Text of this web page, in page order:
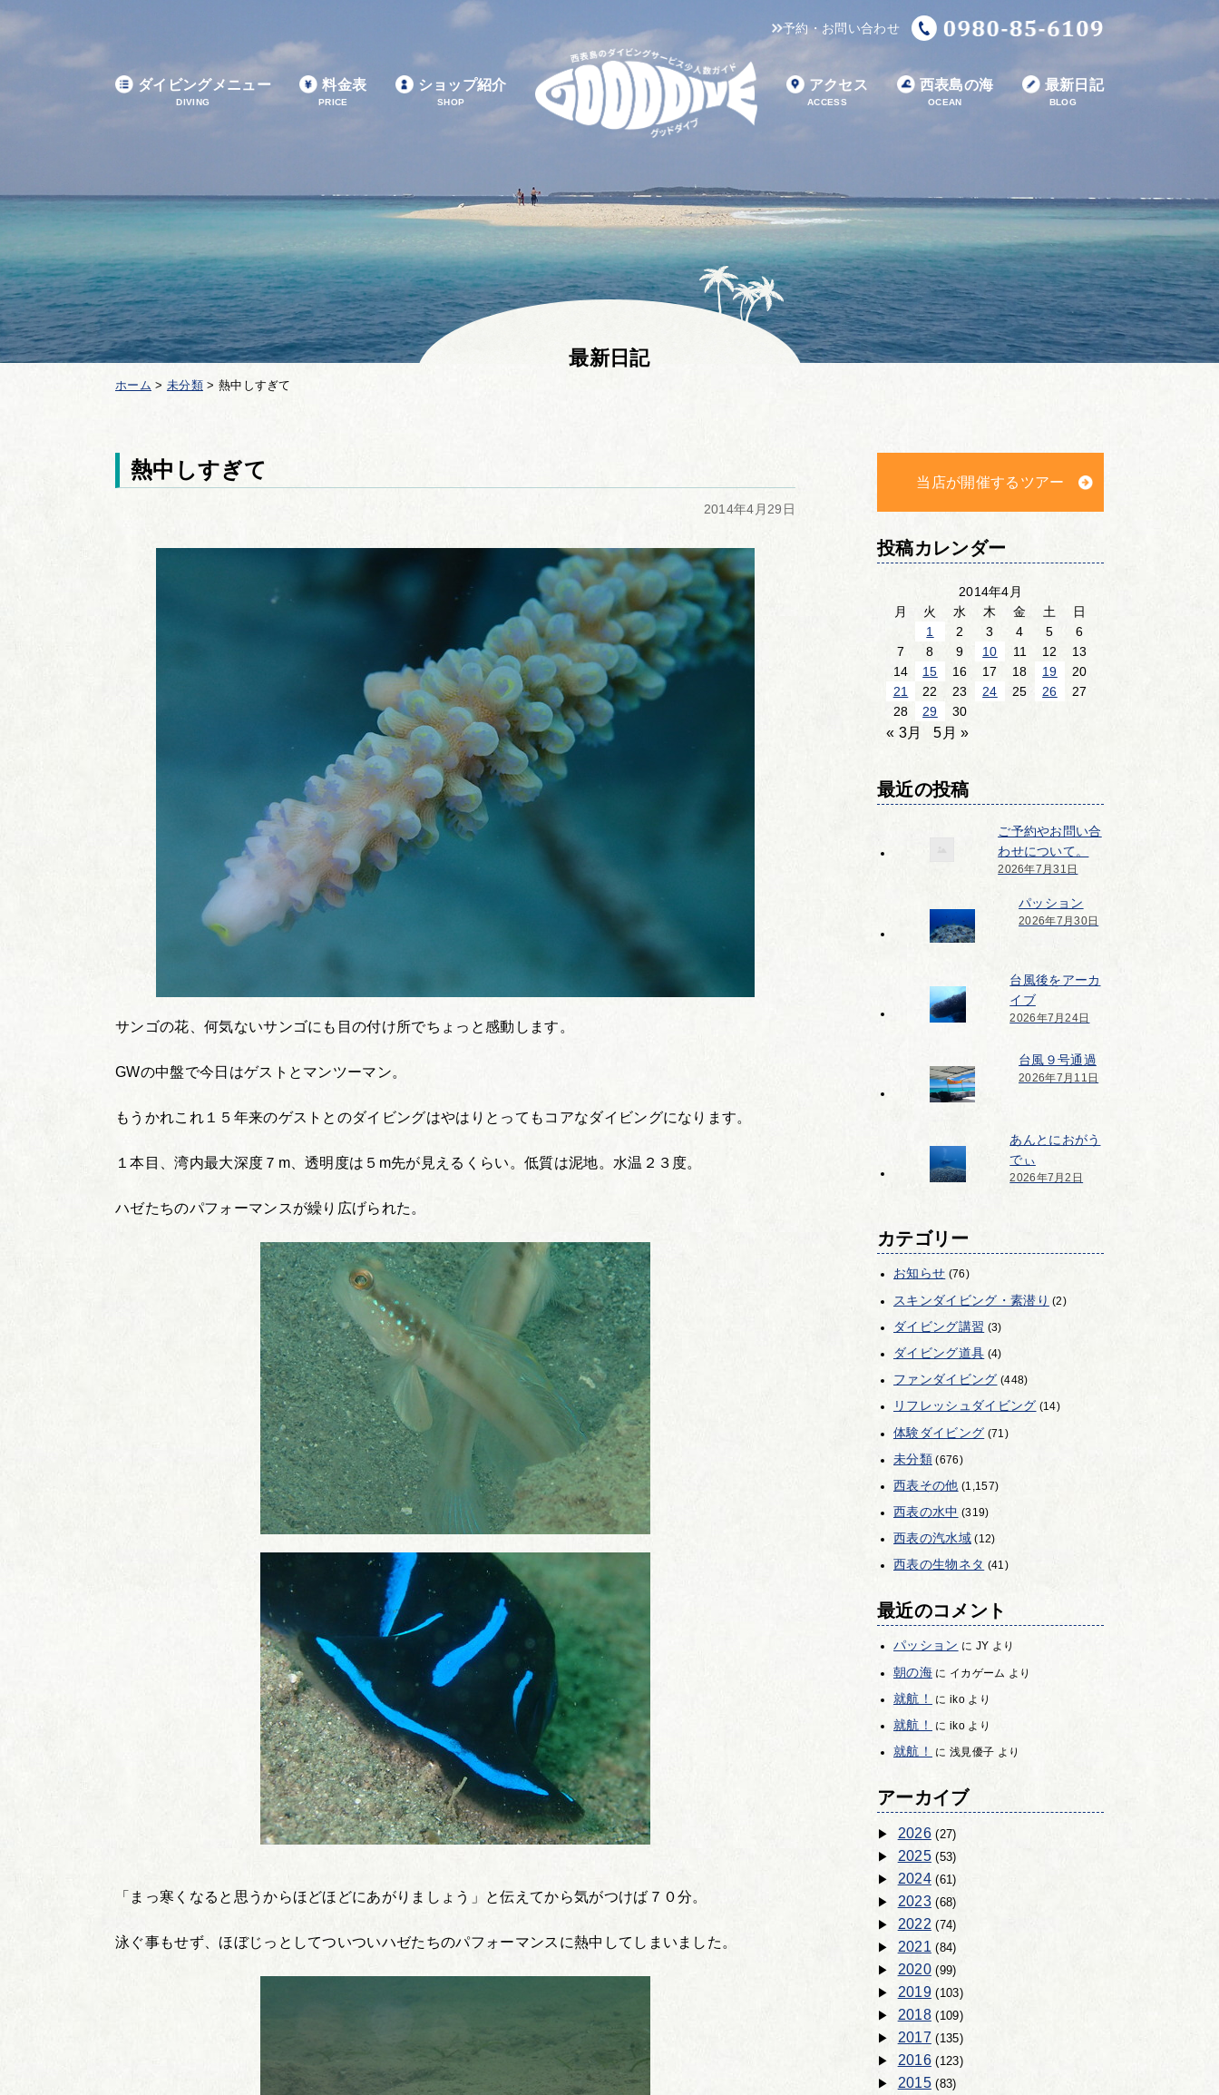
予約・お問い合わせ
ダイビングメニュー
DIVING
料金表
PRICE
ショップ紹介
SHOP
アクセス
ACCESS
西表島の海
OCEAN
最新日記
BLOG
最新日記
ホーム > 未分類> 熱中しすぎて
熱中しすぎて
2014年4月29日
サンゴの花、何気ないサンゴにも目の付け所でちょっと感動します。
GWの中盤で今日はゲストとマンツーマン。
もうかれこれ１５年来のゲストとのダイビングはやはりとってもコアなダイビングになります。
１本目、湾内最大深度７m、透明度は５m先が見えるくらい。低質は泥地。水温２３度。
ハゼたちのパフォーマンスが繰り広げられた。
「まっ寒くなると思うからほどほどにあがりましょう」と伝えてから気がつけば７０分。
泳ぐ事もせず、ほぼじっとしてついついハゼたちのパフォーマンスに熱中してしまいました。
当店が開催するツアー
投稿カレンダー
2014年4月
月
火 水 木 金 土
日
1
2 3 4 5
6
7
8 9 10 11 12
13
14
15 16 17 18 19
20
21
22 23 24 25 26
27
28
29 30
« 3月 5月 »
最近の投稿
ご予約やお問い合
わせについて。
2026年7月31日
パッション
2026年7月30日
台風後をアーカ
イブ
2026年7月24日
台風９号通過
2026年7月11日
あんとにおがう
でぃ
2026年7月2日
カテゴリー
お知らせ (76)
スキンダイビング・素潜り (2)
ダイビング講習 (3)
ダイビング道具 (4)
ファンダイビング (448)
リフレッシュダイビング (14)
体験ダイビング (71)
未分類(676)
西表その他 (1,157)
西表の水中 (319)
西表の汽水域(12)
西表の生物ネタ (41)
最近のコメント
パッション に JY より
朝の海に イカゲーム より
就航！ に ikoより
就航！ に ikoより
就航！ に 浅見優子 より
アーカイブ
2026(27)
2025(53)
2024(61)
2023(68)
2022(74)
2021(84)
2020(99)
2019(103)
2018(109)
2017 (135)
2016(123)
2015(83)